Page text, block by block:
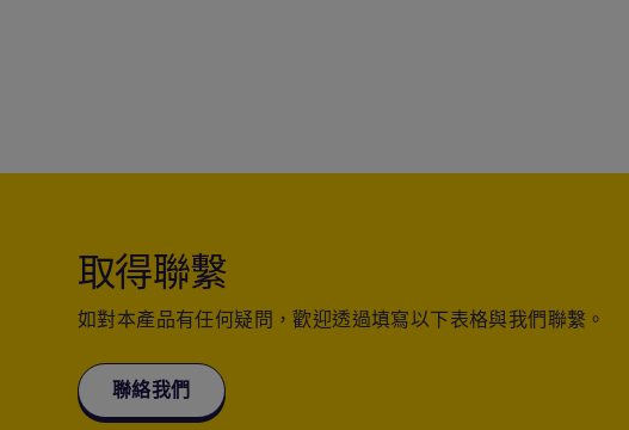
取得聯繫
如對本產品有任何疑問，歡迎透過填寫以下表格與我們聯繫。
聯絡我們